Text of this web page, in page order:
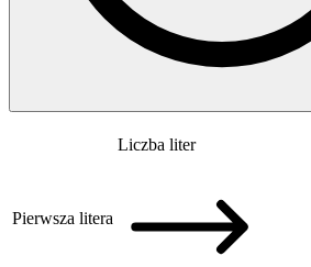
Pierwsza litera
Liczba liter